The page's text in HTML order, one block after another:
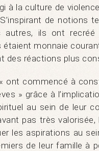
à la culture de
de notions
autres, ils ont
monnaie
des réactions plus
ont commencé à
» grâce à
au sein de leur
pas très
les aspirations au
de leur famille à